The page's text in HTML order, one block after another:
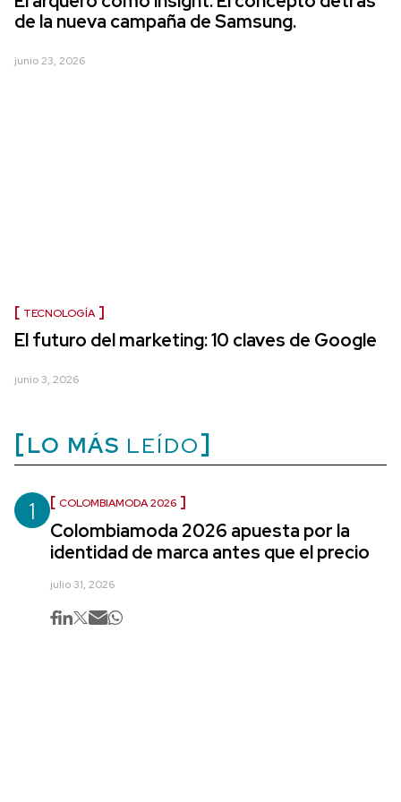
de la nueva campaña de Samsung.
junio 23, 2026
TECNOLOGÍA
El futuro del marketing: 10 claves de Google
junio 3, 2026
LO MÁS LEÍDO
1 COLOMBIAMODA 2026
Colombiamoda 2026 apuesta por la
identidad de marca antes que el precio
julio 31, 2026